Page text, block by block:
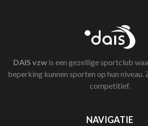
DAIS vzw is een gezellige sportclub
beperking kunnen sporten op hun niveau.
competitief.
NAVIGATIE